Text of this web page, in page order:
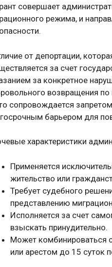
совершает
режима, и
от депортации,
за счет
за конкретное
возвращения
сопровождается
барьером для
характеристики
Применяется
жительство или
Требует судебного
представлению
Исполняется за счет
взыскать принудительно.
Может комбинироваться
или арестом до 15 суток